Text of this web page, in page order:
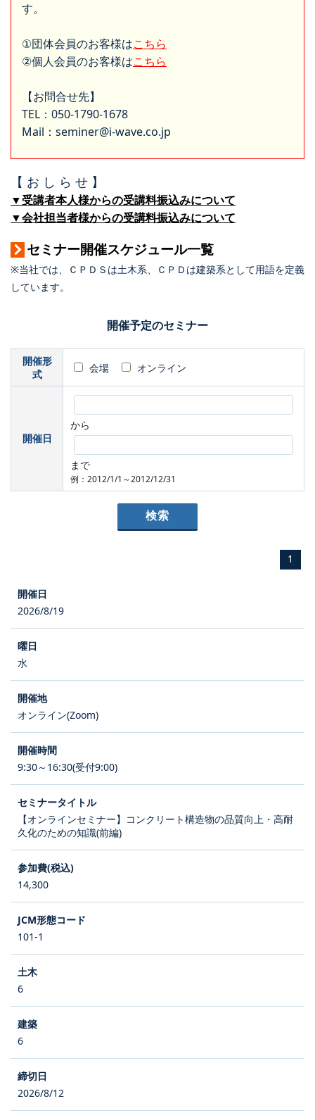
す。
①団体会員のお客様はこちら
②個人会員のお客様はこちら
【お問合せ先】
TEL：050-1790-1678
Mail：seminer@i-wave.co.jp
【 お し ら せ 】
▼受講者本人様からの受講料振込みについて
▼会社担当者様からの受講料振込みについて
セミナー開催スケジュール一覧
※当社では、ＣＰＤＳは土木系、ＣＰＤは建築系として用語を定義
しています。
開催予定のセミナー
開催形
式
会場 オンライン
開催日
から
まで
例：2012/1/1～2012/12/31
1
2026/8/19
水
オンライン(Zoom)
9:30～16:30(受付9:00)
【オンラインセミナー】コンクリート構造物の品質向上・高耐
久化のための知識(前編)
14,300
101-1
6
6
2026/8/12